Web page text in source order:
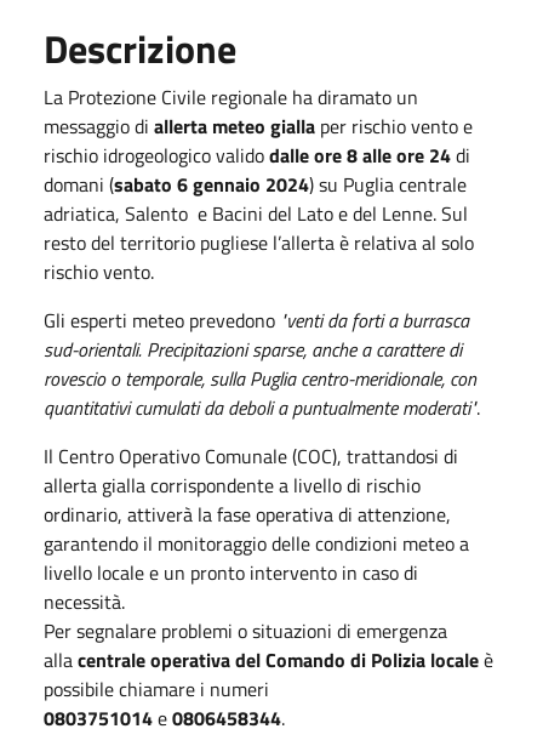
Descrizione
La Protezione Civile regionale ha diramato un
messaggio di allerta meteo gialla per rischio vento e
rischio idrogeologico validodalle ore 8 alle ore 24di
domani (sabato 6 gennaio 2024) su Puglia centrale
adriatica, Salento e Bacini del Lato e del Lenne. Sul
resto del territorio pugliese l’allerta è relativa al solo
rischio vento.
Gli esperti meteo prevedono "venti da forti a burrasca
sud-orientali. Precipitazioni sparse, anche a carattere di
rovescio o temporale, sulla Puglia centro-meridionale, con
quantitativi cumulati da deboli a puntualmente moderati".
Il Centro Operativo Comunale (COC), trattandosi di
allerta gialla corrispondente a livello di rischio
ordinario, attiverà la fase operativa di attenzione,
garantendo il monitoraggio delle condizioni meteo a
livello locale e un pronto intervento in caso di
necessità.
Per segnalare problemi o situazioni di emergenza
allacentrale operativa del Comando di Polizia localeè
possibile chiamare i numeri
0803751014e0806458344.